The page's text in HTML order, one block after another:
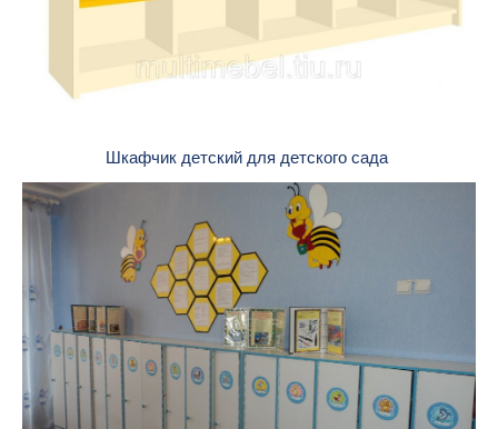
Шкафчик детский для детского сада